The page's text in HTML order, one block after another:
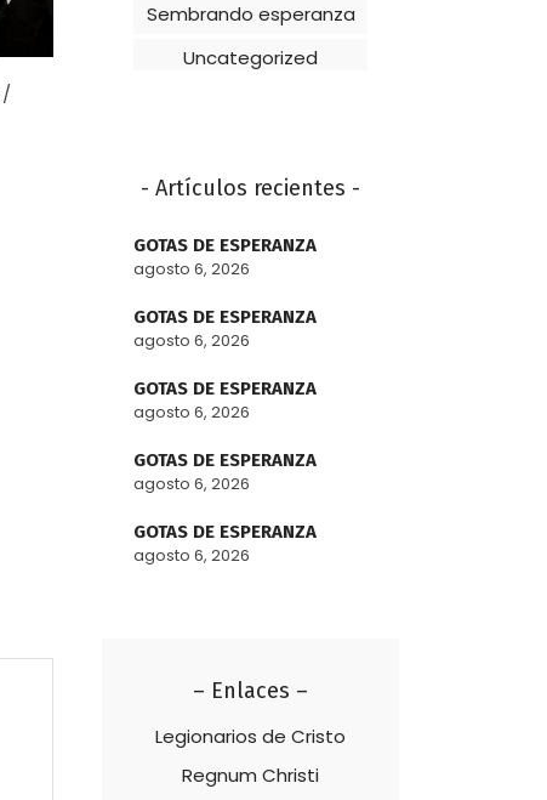
Sembrando esperanza
Uncategorized
- Artículos recientes -
GOTAS DE ESPERANZA
agosto 6, 2026
GOTAS DE ESPERANZA
agosto 6, 2026
GOTAS DE ESPERANZA
agosto 6, 2026
GOTAS DE ESPERANZA
agosto 6, 2026
GOTAS DE ESPERANZA
agosto 6, 2026
– Enlaces –
Legionarios de Cristo
Regnum Christi